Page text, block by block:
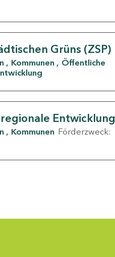
Grüns (ZSP)
Kommunen
Öffentliche
Entwicklung
Kommunen Förderzweck: